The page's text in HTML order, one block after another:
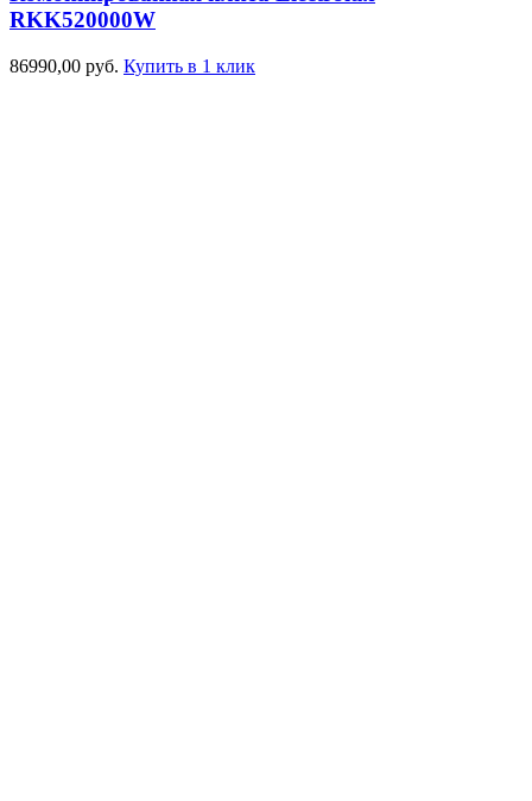
RKK520000W
86990,00 руб. Купить в 1 клик